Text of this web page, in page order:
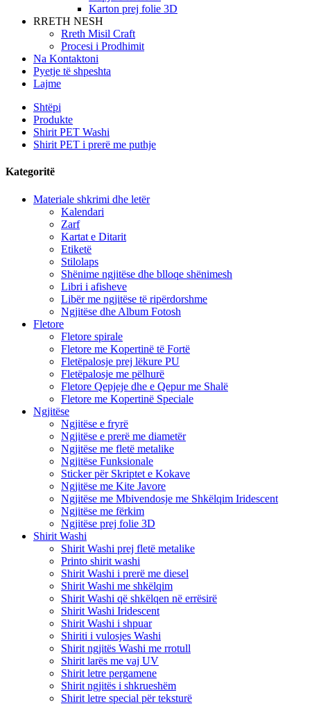
Karton prej folie 3D
RRETH NESH
Rreth Misil Craft
Procesi i Prodhimit
Na Kontaktoni
Pyetje të shpeshta
Lajme
Shtëpi
Produkte
Shirit PET Washi
Shirit PET i prerë me puthje
Kategoritë
Materiale shkrimi dhe letër
Kalendari
Zarf
Kartat e Ditarit
Etiketë
Stilolaps
Shënime ngjitëse dhe blloqe shënimesh
Libri i afisheve
Libër me ngjitëse të ripërdorshme
Ngjitëse dhe Album Fotosh
Fletore
Fletore spirale
Fletore me Kopertinë të Fortë
Fletëpalosje prej lëkure PU
Fletëpalosje me pëlhurë
Fletore Qepjeje dhe e Qepur me Shalë
Fletore me Kopertinë Speciale
Ngjitëse
Ngjitëse e fryrë
Ngjitëse e prerë me diametër
Ngjitëse me fletë metalike
Ngjitëse Funksionale
Sticker për Skriptet e Kokave
Ngjitëse me Kite Javore
Ngjitëse me Mbivendosje me Shkëlqim Iridescent
Ngjitëse me fërkim
Ngjitëse prej folie 3D
Shirit Washi
Shirit Washi prej fletë metalike
Printo shirit washi
Shirit Washi i prerë me diesel
Shirit Washi me shkëlqim
Shirit Washi që shkëlqen në errësirë
Shirit Washi Iridescent
Shirit Washi i shpuar
Shiriti i vulosjes Washi
Shirit ngjitës Washi me rrotull
Shirit larës me vaj UV
Shirit letre pergamene
Shirit ngjitës i shkrueshëm
Shirit letre special për teksturë